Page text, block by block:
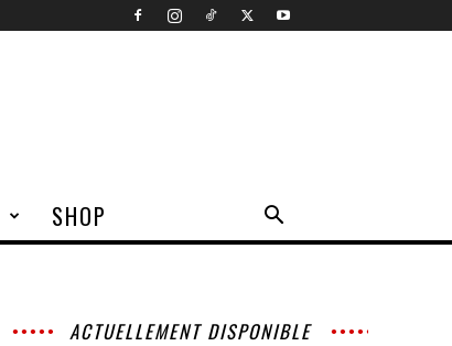
SHOP
ACTUELLEMENT DISPONIBLE